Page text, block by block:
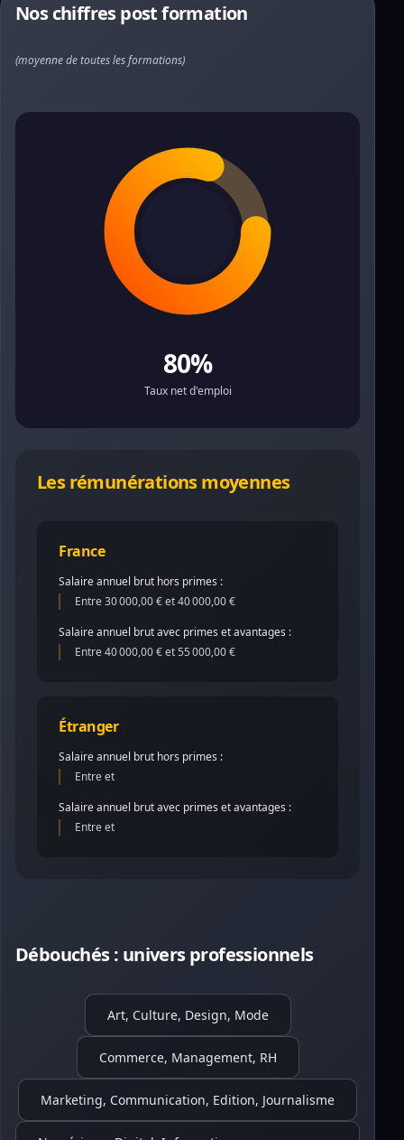
Nos chiffres post formation
(moyenne de toutes les formations)
80%
Taux net d'emploi
Les rémunérations moyennes
France
Salaire annuel brut hors primes :
Entre 30 000,00 € et 40 000,00 €
Salaire annuel brut avec primes et avantages :
Entre 40 000,00 € et 55 000,00 €
Étranger
Salaire annuel brut hors primes :
Entre et
Salaire annuel brut avec primes et avantages :
Entre et
Débouchés : univers professionnels
Art, Culture, Design, Mode
Commerce, Management, RH
Marketing, Communication, Edition, Journalisme